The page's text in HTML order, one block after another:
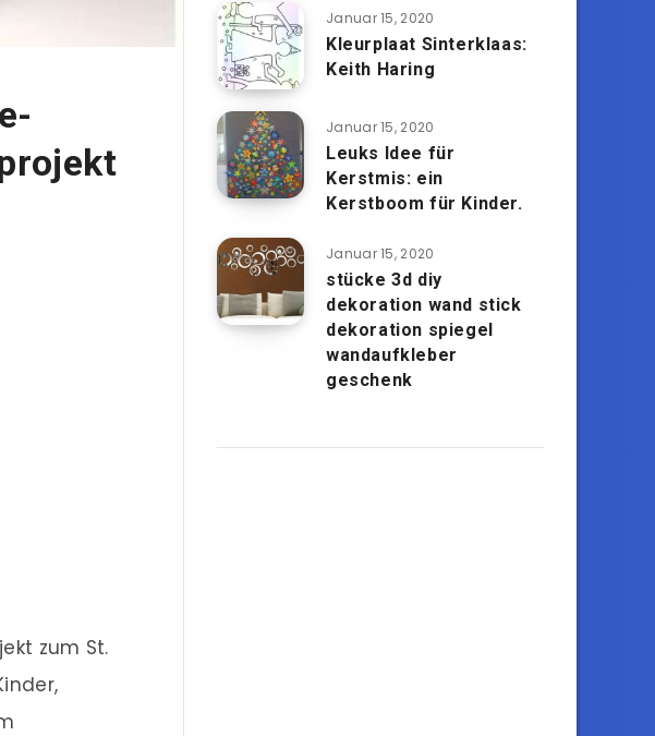
zum St.
Januar 15, 2020
Kleurplaat Sinterklaas:
Keith Haring
Januar 15, 2020
Leuks Idee für
Kerstmis: ein
Kerstboom für Kinder.
Januar 15, 2020
stücke 3d diy
dekoration wand stick
dekoration spiegel
wandaufkleber
geschenk